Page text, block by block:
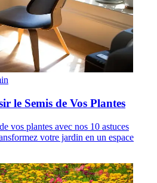
le Semis de Vos Plantes
vos plantes avec nos 10 astuces
votre jardin en un espace